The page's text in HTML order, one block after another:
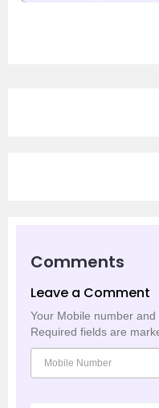
Comments
Leave a Comment
Your Mobile number and
Required fields are